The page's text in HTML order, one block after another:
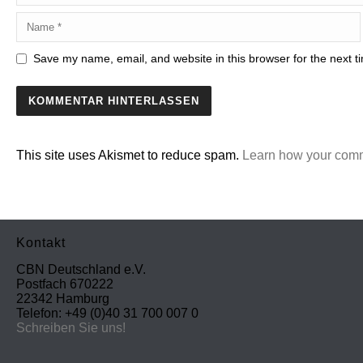
Save my name, email, and website in this browser for the next
This site uses Akismet to reduce spam. Learn how your
Kontakt
CBN Deutschland e.V.
Postfach 670222
22342 Hamburg
Telefon: +49 (0)40 31 700 007 0
Schreiben Sie uns!